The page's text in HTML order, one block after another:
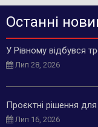
Останні
У Рівному відбувся
Лип 28, 2026
Проєктні рішення
Лип 16, 2026